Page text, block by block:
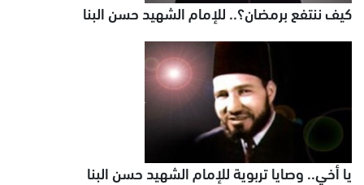
كيف ننتفع برمضان؟.. للإمام الشهيد حسن البنا
يا أخي.. وصايا تربوية للإمام الشهيد حسن البنا